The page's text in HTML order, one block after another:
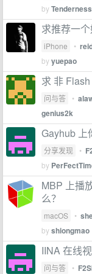
byTenderness
求推荐一
iPhone •
byyuepao
求 非
问与答 •
genius2k
Gayhub 上
分享发现 •
by
MBP 上播
么？
macOS •
byshiongmao
IINA 在线
问与答 •